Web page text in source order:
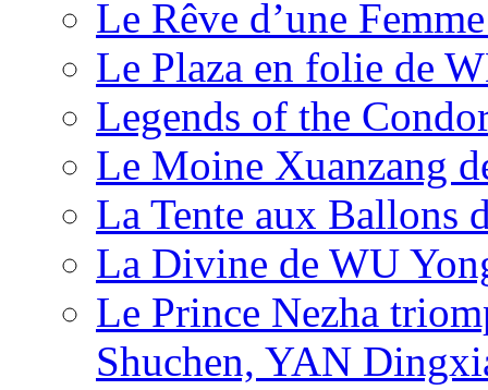
Le Rêve d’une
Le Plaza en folie de
Legends of the
Le Moine Xuanzang
La Tente aux Ballons
La Divine de WU
Le Prince Nezha
Shuchen, YAN